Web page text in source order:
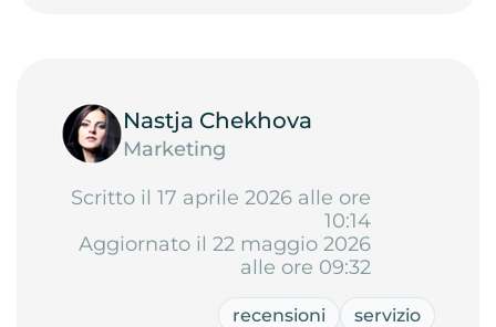
Nastja Chekhova
Marketing
Scritto il 17 aprile 2026 alle ore
10:14
Aggiornato il 22 maggio 2026
alle ore 09:32
recensioni servizio